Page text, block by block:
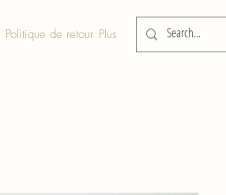
Politique de retour Plus